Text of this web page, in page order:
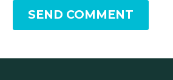
SEND COMMENT